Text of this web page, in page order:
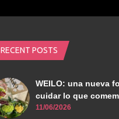
RECENT POSTS
WEILO: una nueva
cuidar lo que
11/06/2026